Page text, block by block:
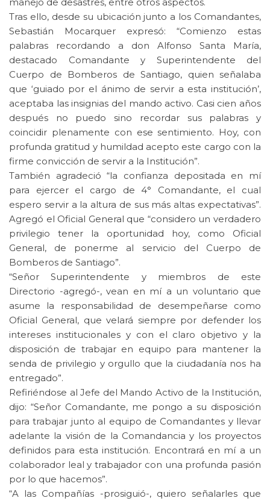
manejo de desastres, entre otros aspectos.
Tras ello, desde su ubicación junto a los Comandantes,
Sebastián Mocarquer expresó: “Comienzo estas
palabras recordando a don Alfonso Santa María,
destacado Comandante y Superintendente del
Cuerpo de Bomberos de Santiago, quien señalaba
que ‘guiado por el ánimo de servir a esta institución’,
aceptaba las insignias del mando activo. Casi cien años
después no puedo sino recordar sus palabras y
coincidir plenamente con ese sentimiento. Hoy, con
profunda gratitud y humildad acepto este cargo con la
firme convicción de servir a la Institución”.
También agradeció “la confianza depositada en mí
para ejercer el cargo de 4° Comandante, el cual
espero servir a la altura de sus más altas expectativas”.
Agregó el Oficial General que “considero un verdadero
privilegio tener la oportunidad hoy, como Oficial
General, de ponerme al servicio del Cuerpo de
Bomberos de Santiago”.
“Señor Superintendente y miembros de este
Directorio -agregó-, vean en mí a un voluntario que
asume la responsabilidad de desempeñarse como
Oficial General, que velará siempre por defender los
intereses institucionales y con el claro objetivo y la
disposición de trabajar en equipo para mantener la
senda de privilegio y orgullo que la ciudadanía nos ha
entregado”.
Refiriéndose al Jefe del Mando Activo de la Institución,
dijo: “Señor Comandante, me pongo a su disposición
para trabajar junto al equipo de Comandantes y llevar
adelante la visión de la Comandancia y los proyectos
definidos para esta institución. Encontrará en mí a un
colaborador leal y trabajador con una profunda pasión
por lo que hacemos”.
“A las Compañías -prosiguió-, quiero señalarles que